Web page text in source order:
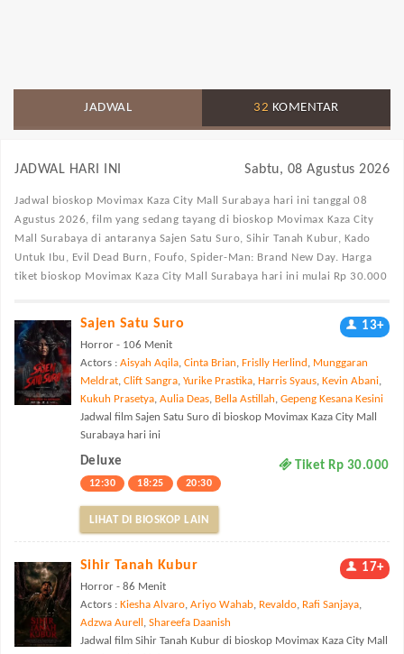
JADWAL 32 KOMENTAR
JADWAL HARI INI Sabtu, 08 Agustus 2026
Jadwal bioskop Movimax Kaza City Mall Surabaya hari ini tanggal 08
Agustus 2026, film yang sedang tayang di bioskop Movimax Kaza City
Mall Surabaya di antaranya Sajen Satu Suro, Sihir Tanah Kubur, Kado
Untuk Ibu, Evil Dead Burn, Foufo, Spider-Man: Brand New Day. Harga
tiket bioskop Movimax Kaza City Mall Surabaya hari ini mulai Rp 30.000
Sajen Satu Suro 13+
Horror - 106 Menit
Actors : Aisyah Aqila, Cinta Brian, Frislly Herlind , Munggaran
Meldrat, Clift Sangra, Yurike Prastika, Harris Syaus, Kevin Abani,
Kukuh Prasetya, Aulia Deas, Bella Astillah, Gepeng Kesana Kesini
Jadwal film Sajen Satu Suro di bioskop Movimax Kaza City Mall
Surabaya hari ini
Deluxe Tiket Rp 30.000
12:30 18:25 20:30
LIHAT DI BIOSKOP LAIN
Sihir Tanah Kubur 17+
Horror - 86 Menit
Actors : Kiesha Alvaro, Ariyo Wahab, Revaldo, Rafi Sanjaya,
Adzwa Aurell , Shareefa Daanish
Jadwal film Sihir Tanah Kubur di bioskop Movimax Kaza City Mall